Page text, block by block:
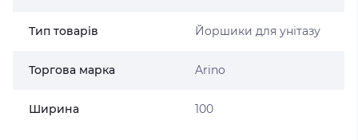
Тип товарів Йоршики для унітазу
Торгова марка Arino
Ширина 100